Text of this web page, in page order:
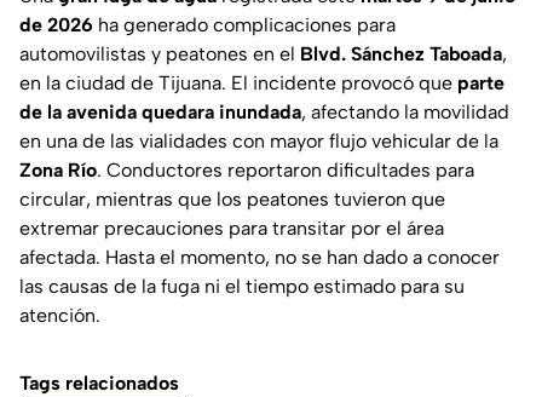
de 2026 ha generado complicaciones para
automovilistas y peatones en el Blvd. Sánchez Taboada,
en la ciudad de Tijuana. El incidente provocó que parte
de la avenida quedara inundada, afectando la movilidad
en una de las vialidades con mayor flujo vehicular de la
Zona Río. Conductores reportaron dificultades para
circular, mientras que los peatones tuvieron que
extremar precauciones para transitar por el área
afectada. Hasta el momento, no se han dado a conocer
las causas de la fuga ni el tiempo estimado para su
atención.
Tags relacionados